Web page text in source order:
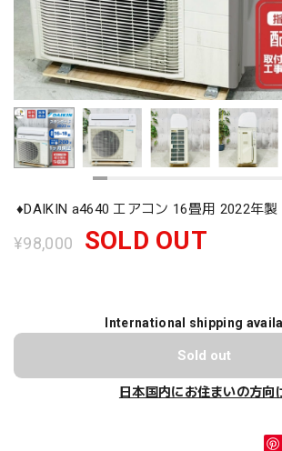
♦️DAIKIN a4640 エアコン 16畳用 2022年製
¥98,000 SOLD OUT
International shipping
Sold out
日本国内にお住まいの方向